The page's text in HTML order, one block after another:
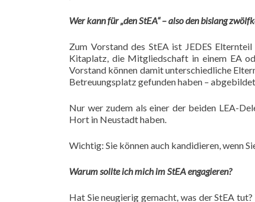
Wer kann für „den StEA“ – also den bislang
Zum Vorstand des StEA ist JEDES
Kitaplatz, die Mitgliedschaft in einem EA
Vorstand können damit unterschiedliche
Betreuungsplatz gefunden haben –
Nur wer zudem als einer der beiden LEA-
Hort in Neustadt haben.
Wichtig: Sie können auch kandidieren, wenn
Warum sollte ich mich im StEA engagieren?
Hat Sie neugierig gemacht, was der StEA